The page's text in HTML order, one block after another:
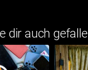
dir auch